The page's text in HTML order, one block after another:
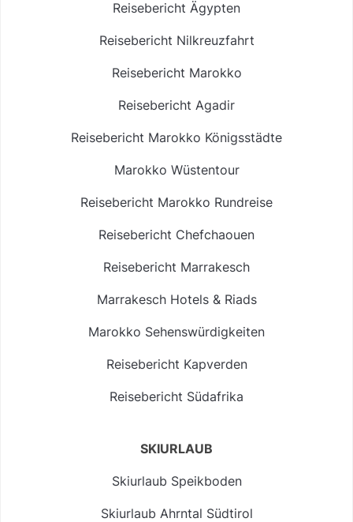
Reisebericht Ägypten
Reisebericht Nilkreuzfahrt
Reisebericht Marokko
Reisebericht Agadir
Reisebericht Marokko Königsstädte
Marokko Wüstentour
Reisebericht Marokko Rundreise
Reisebericht Chefchaouen
Reisebericht Marrakesch
Marrakesch Hotels & Riads
Marokko Sehenswürdigkeiten
Reisebericht Kapverden
Reisebericht Südafrika
SKIURLAUB
Skiurlaub Speikboden
Skiurlaub Ahrntal Südtirol